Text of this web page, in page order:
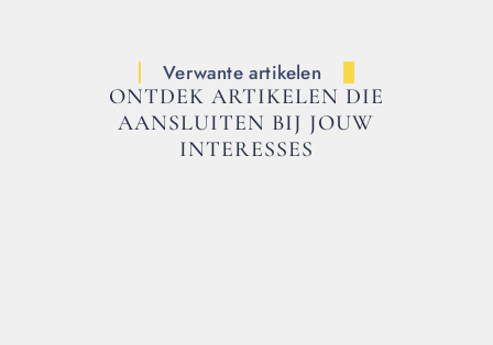
Verwante artikelen
ONTDEK ARTIKELEN DIE
AANSLUITEN BIJ JOUW
INTERESSES